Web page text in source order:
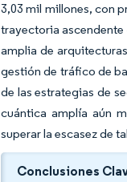
3,03 mil millones, con
trayectoria
amplia de
gestión de tráfico de
de las estrategias de
cuántica amplía aún
superar la escasez de
Conclusiones